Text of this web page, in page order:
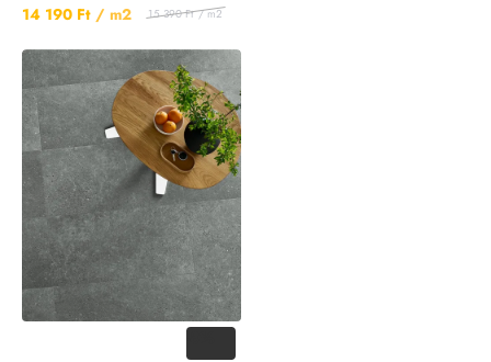
14 190 Ft / m2 15 390 Ft / m2
-8%